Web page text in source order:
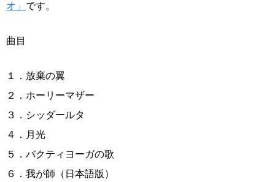
オ」 です。
曲目
１．放棄の翼
２．ホーリーマザー
３．シッダールタ
４．月光
５．バクティヨーガの歌
６．我が師（日本語版）